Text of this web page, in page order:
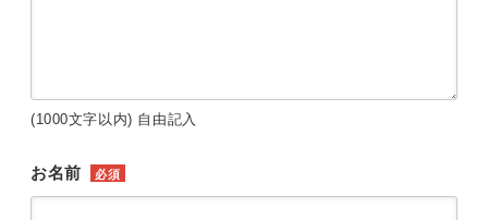
(1000文字以内) 自由記入
お名前 必須